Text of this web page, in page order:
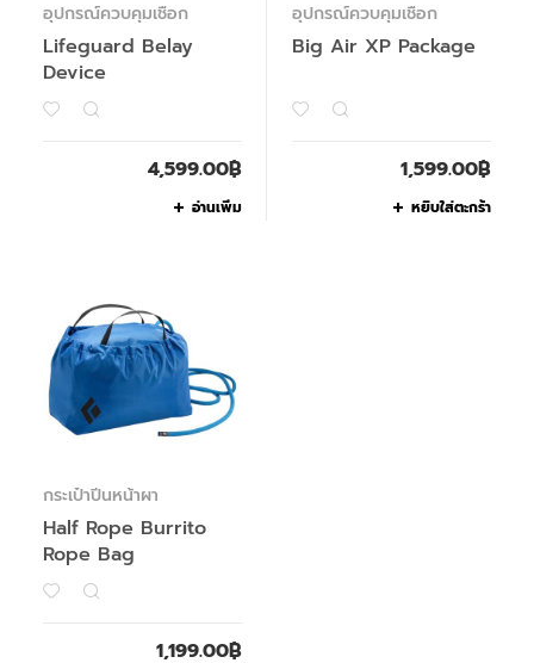
อุปกรณ์ควบคุมเชือก
Lifeguard Belay
Device
4,599.00฿
อ่านเพิ่ม
อุปกรณ์ควบคุมเชือก
Big Air XP Package
1,599.00฿
หยิบใส่ตะกร้า
กระเป๋าปีนหน้าผา
Half Rope Burrito
Rope Bag
1,199.00฿